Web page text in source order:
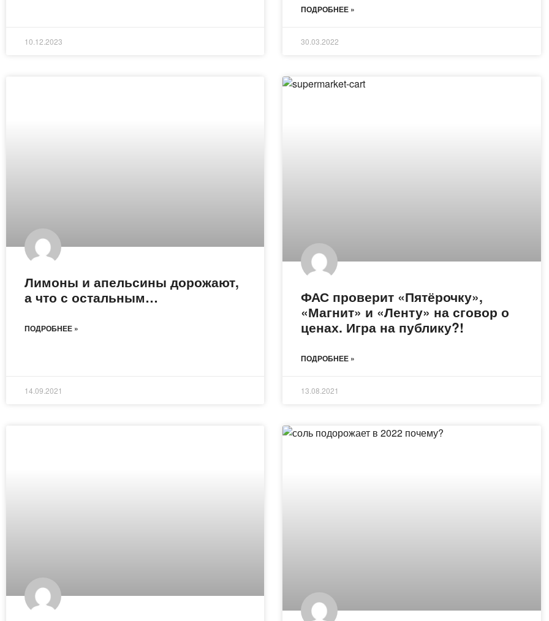
10.12.2023
ПОДРОБНЕЕ »
30.03.2022
Лимоны и апельсины дорожают,
а что с остальным…
ПОДРОБНЕЕ »
14.09.2021
ФАС проверит «Пятёрочку»,
«Магнит» и «Ленту» на сговор о
ценах. Игра на публику?!
ПОДРОБНЕЕ »
13.08.2021